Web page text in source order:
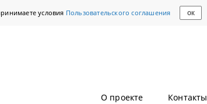
условия Пользовательского соглашения ОК
О проекте Контакты